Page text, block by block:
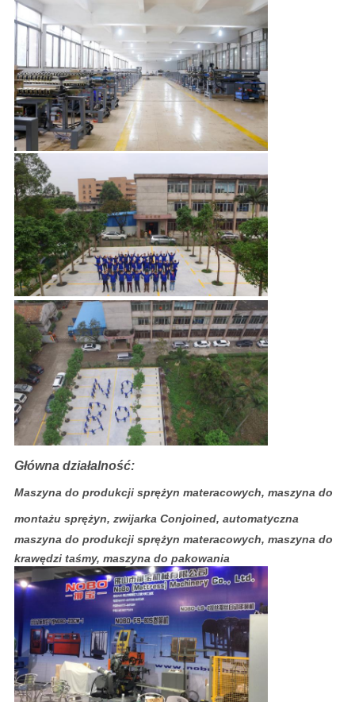
Główna działalność:
Maszyna do produkcji sprężyn materacowych, maszyna do
montażu sprężyn, zwijarka Conjoined, automatyczna
maszyna do produkcji sprężyn materacowych, maszyna do
krawędzi taśmy, maszyna do pakowania